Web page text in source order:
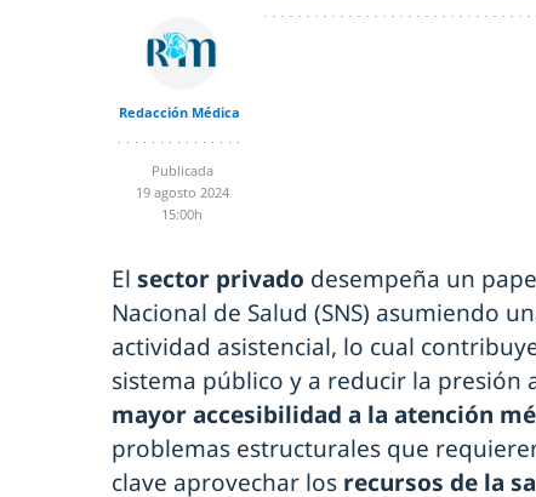
Redacción Médica
Publicada
19 agosto 2024
15:00h
El sector privado desempeña un
Nacional de Salud (SNS) asumiendo
actividad asistencial, lo cual
sistema público y a reducir la presión
mayor accesibilidad a la atención
problemas estructurales que
clave aprovechar los recursos de la